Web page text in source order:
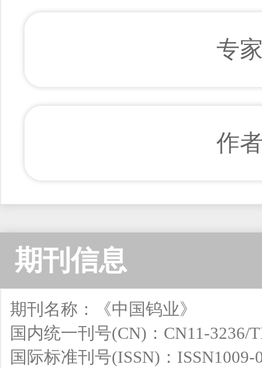
专
作
期刊信息
期刊名称：《中国钨业》
国内统一刊号(CN)：CN11-3236/
国际标准刊号(ISSN)：ISSN1009-